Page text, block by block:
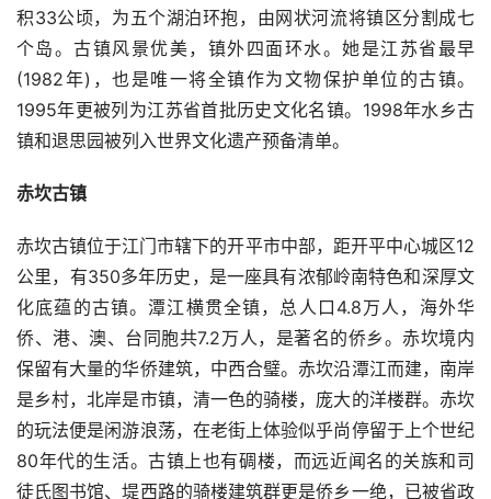
积33公顷，为五个湖泊环抱，由网状河流将镇区分割成七
个岛。古镇风景优美，镇外四面环水。她是江苏省最早
(1982年)，也是唯一将全镇作为文物保护单位的古镇。
1995年更被列为江苏省首批历史文化名镇。1998年水乡古
镇和退思园被列入世界文化遗产预备清单。
赤坎古镇
赤坎古镇位于江门市辖下的开平市中部，距开平中心城区12
公里，有350多年历史，是一座具有浓郁岭南特色和深厚文
化底蕴的古镇。潭江横贯全镇，总人口4.8万人，海外华
侨、港、澳、台同胞共7.2万人，是著名的侨乡。赤坎境内
保留有大量的华侨建筑，中西合璧。赤坎沿潭江而建，南岸
是乡村，北岸是市镇，清一色的骑楼，庞大的洋楼群。赤坎
的玩法便是闲游浪荡，在老街上体验似乎尚停留于上个世纪
80年代的生活。古镇上也有碉楼，而远近闻名的关族和司
徒氏图书馆、堤西路的骑楼建筑群更是侨乡一绝，已被省政